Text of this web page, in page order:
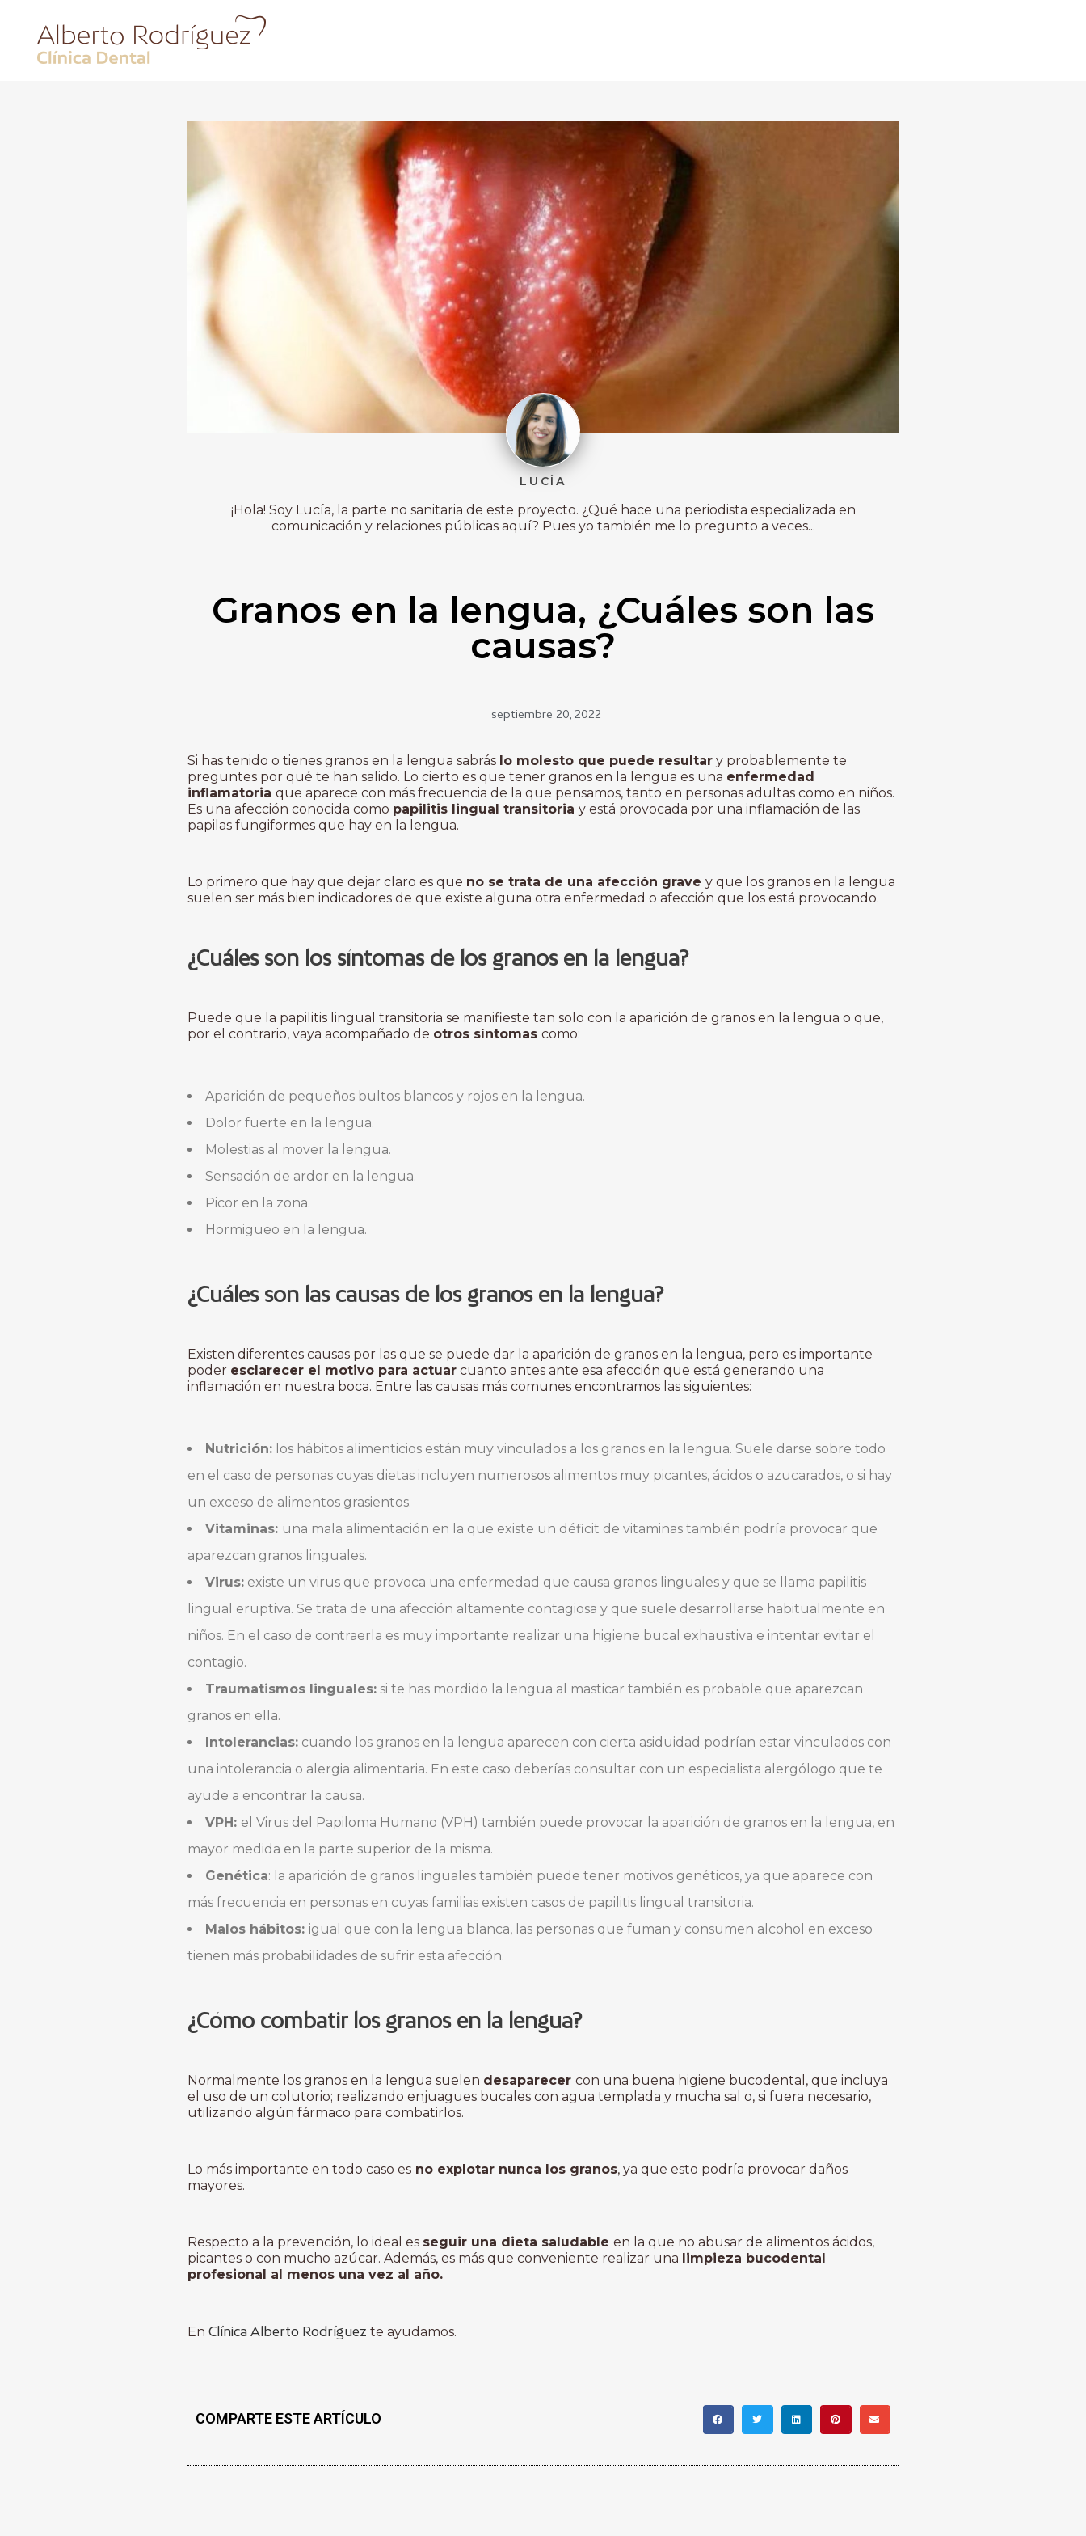
LUCÍA
¡Hola! Soy Lucía, la parte no sanitaria de este proyecto. ¿Qué hace una periodista especializada en
comunicación y relaciones públicas aquí? Pues yo también me lo pregunto a veces...
Granos en la lengua, ¿Cuáles son las
causas?
septiembre 20, 2022
Si has tenido o tienes granos en la lengua sabrás lo molesto que puede resultar y probablemente te
preguntes por qué te han salido. Lo cierto es que tener granos en la lengua es una enfermedad
inflamatoria que aparece con más frecuencia de la que pensamos, tanto en personas adultas como en niños.
Es una afección conocida como papilitis lingual transitoria y está provocada por una inflamación de las
papilas fungiformes que hay en la lengua.
Lo primero que hay que dejar claro es que no se trata de una afección grave y que los granos en la lengua
suelen ser más bien indicadores de que existe alguna otra enfermedad o afección que los está provocando.
¿Cuáles son los síntomas de los granos en la lengua?
Puede que la papilitis lingual transitoria se manifieste tan solo con la aparición de granos en la lengua o que,
por el contrario, vaya acompañado de otros síntomas como:
Aparición de pequeños bultos blancos y rojos en la lengua.
Dolor fuerte en la lengua.
Molestias al mover la lengua.
Sensación de ardor en la lengua.
Picor en la zona.
Hormigueo en la lengua.
¿Cuáles son las causas de los granos en la lengua?
Existen diferentes causas por las que se puede dar la aparición de granos en la lengua, pero es importante
poder esclarecer el motivo para actuar cuanto antes ante esa afección que está generando una
inflamación en nuestra boca. Entre las causas más comunes encontramos las siguientes:
Nutrición: los hábitos alimenticios están muy vinculados a los granos en la lengua. Suele darse sobre todo
en el caso de personas cuyas dietas incluyen numerosos alimentos muy picantes, ácidos o azucarados, o si hay
un exceso de alimentos grasientos.
Vitaminas: una mala alimentación en la que existe un déficit de vitaminas también podría provocar que
aparezcan granos linguales.
Virus: existe un virus que provoca una enfermedad que causa granos linguales y que se llama papilitis
lingual eruptiva. Se trata de una afección altamente contagiosa y que suele desarrollarse habitualmente en
niños. En el caso de contraerla es muy importante realizar una higiene bucal exhaustiva e intentar evitar el
contagio.
Traumatismos linguales: si te has mordido la lengua al masticar también es probable que aparezcan
granos en ella.
Intolerancias: cuando los granos en la lengua aparecen con cierta asiduidad podrían estar vinculados con
una intolerancia o alergia alimentaria. En este caso deberías consultar con un especialista alergólogo que te
ayude a encontrar la causa.
VPH: el Virus del Papiloma Humano (VPH) también puede provocar la aparición de granos en la lengua, en
mayor medida en la parte superior de la misma.
Genética: la aparición de granos linguales también puede tener motivos genéticos, ya que aparece con
más frecuencia en personas en cuyas familias existen casos de papilitis lingual transitoria.
Malos hábitos: igual que con la lengua blanca, las personas que fuman y consumen alcohol en exceso
tienen más probabilidades de sufrir esta afección.
¿Cómo combatir los granos en la lengua?
Normalmente los granos en la lengua suelen desaparecer con una buena higiene bucodental, que incluya
el uso de un colutorio; realizando enjuagues bucales con agua templada y mucha sal o, si fuera necesario,
utilizando algún fármaco para combatirlos.
Lo más importante en todo caso es no explotar nunca los granos, ya que esto podría provocar daños
mayores.
Respecto a la prevención, lo ideal es seguir una dieta saludable en la que no abusar de alimentos ácidos,
picantes o con mucho azúcar. Además, es más que conveniente realizar una limpieza bucodental
profesional al menos una vez al año.
En Clínica Alberto Rodríguez te ayudamos.
COMPARTE ESTE ARTÍCULO
ERÉCTIL, TIENE VARIAS ADVERTENCIAS QUE LOS